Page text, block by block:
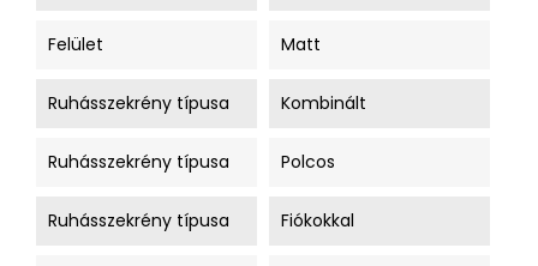
Felület Matt
Ruhásszekrény típusa Kombinált
Ruhásszekrény típusa Polcos
Ruhásszekrény típusa Fiókokkal